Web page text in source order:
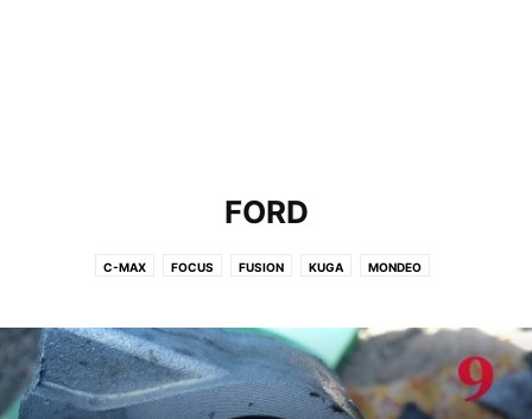
FORD
C-MAX FOCUS FUSION KUGA MONDEO